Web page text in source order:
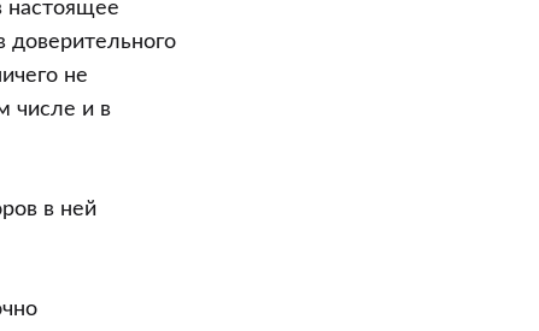
настоящее
доверительного
не
числе и в
в ней